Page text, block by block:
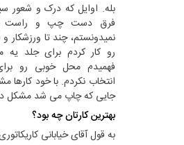
بله. اوایل که درک و شعور
فرق دست چپ و راست
نمیدونستم، چند تا ورزشکار و
رو کار کردم برای جلد یه
فهمیدم محل خوبی رو
انتخاب نکردم. با خود کارها
جایی که چاپ می شد مشکل
بهترین کارتان چه بود؟
به قول آقای خیابانی